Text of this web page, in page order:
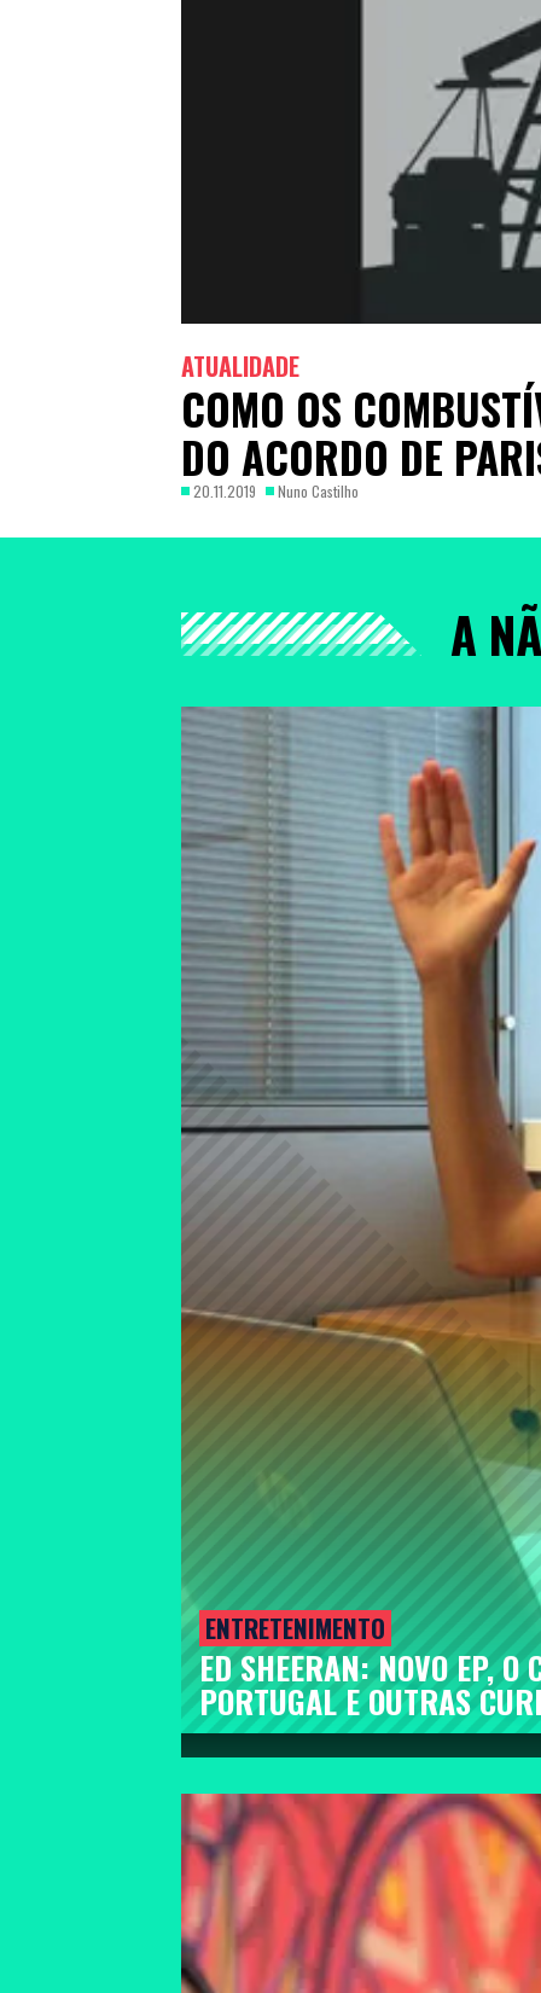
ATUALIDADE
COMO OS
DO ACORDO DE
20.11.2019 Nuno Castilho
A
ENTRETENIMENTO
ED SHEERAN: NOVO EP, O
PORTUGAL E OUTRAS